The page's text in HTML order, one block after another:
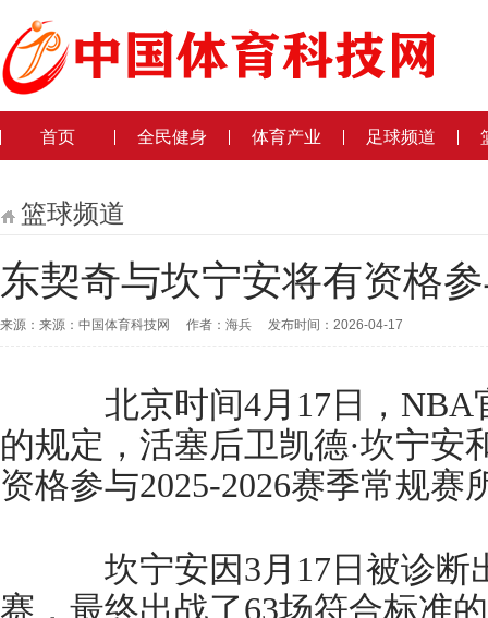
首页 全民健身 体育产业 足球频道
篮球频道
东契奇与坎宁安将有资格
来源：来源：中国体育科技网 作者：海兵 发布时间：2026-04-17
北京时间4月17日，NBA
的规定，活塞后卫凯德·坎宁安
资格参与2025-2026赛季常规赛
坎宁安因3月17日被诊断
赛，最终出战了63场符合标准